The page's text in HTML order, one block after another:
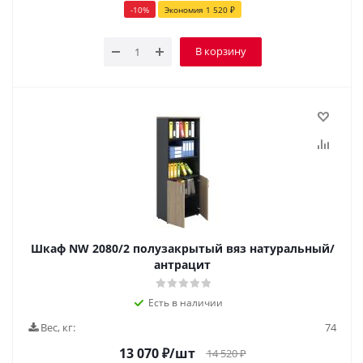
-10% Экономия 1 520₽
В корзину
Шкаф NW 2080/2 полузакрытый вяз натуральный/
антрацит
Есть в наличии
Вес, кг: 74
13 070₽/шт 14 520₽